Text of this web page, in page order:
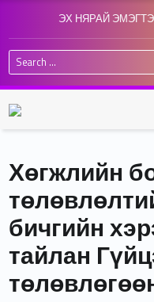
ЭХ НЯРАЙ
Search for:
Хөгжлийн
бичгийн
тайлан